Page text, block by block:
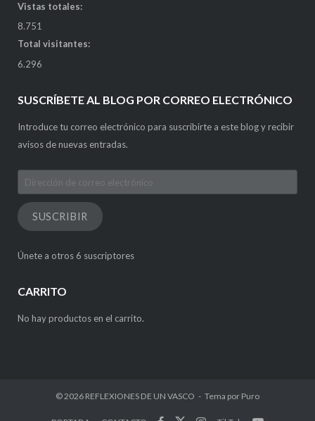
Vistas totales:
8.751
Total visitantes:
6.296
SUSCRÍBETE AL BLOG POR CORREO ELECTRÓNICO
Introduce tu correo electrónico para suscribirte a este blog y recibir
avisos de nuevas entradas.
Dirección
de
correo
electrónico
SUSCRIBIR
Únete a otros 6 suscriptores
CARRITO
No hay productos en el carrito.
© 2026 REFLEXIONES DE UN VASCO Tema por Puro